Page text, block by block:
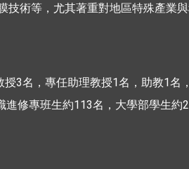
術等，尤其著重對地區特殊產業與
3名，專任助理教授1名，助教1名
修專班生約113名，大學部學生約